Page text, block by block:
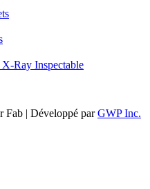
Ray Inspectable
Fab | Développé parGWP Inc.